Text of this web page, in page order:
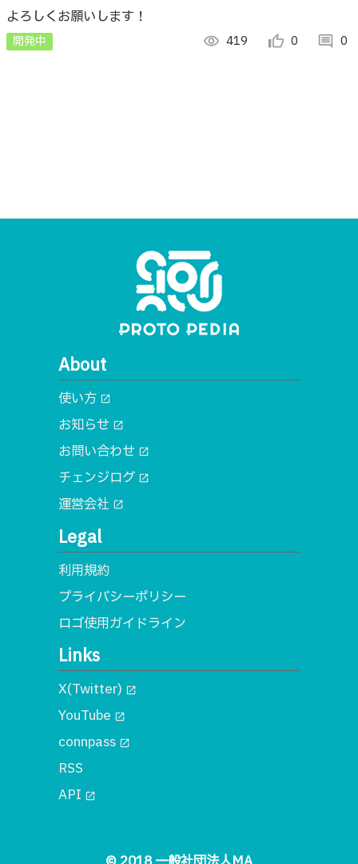
よろしくお願いします！
開発中 visibility 419 thumb_up_alt 0 comment 0
About
使い方 open_in_new
お知らせ open_in_new
お問い合わせ open_in_new
チェンジログ open_in_new
運営会社 open_in_new
Legal
利用規約
プライバシーポリシー
ロゴ使用ガイドライン
Links
X(Twitter) open_in_new
YouTube open_in_new
connpass open_in_new
RSS
API open_in_new